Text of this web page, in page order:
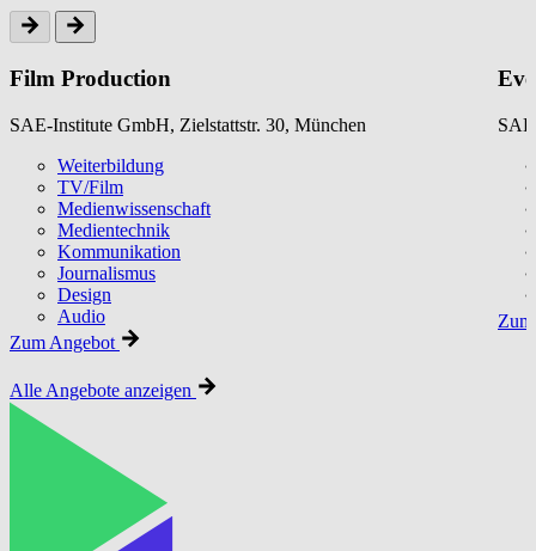
Film Production
SAE-Institute GmbH, Zielstattstr. 30, München
Weiterbildung
TV/Film
Medienwissenschaft
Medientechnik
Kommunikation
Journalismus
Design
Audio
Zum Angebot
Alle Angebote anzeigen